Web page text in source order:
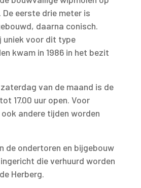
eerste drie meter is
daarna conisch.
uniek voor dit type
kwam in 1986 in het bezit
van de maand is de
17.00 uur open. Voor
andere tijden worden
de ondertoren en bijgebouw
die verhuurd worden
Herberg.